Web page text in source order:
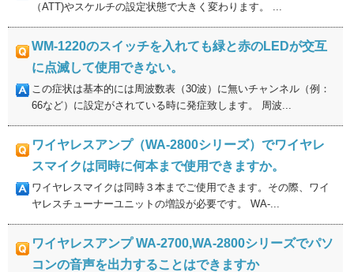
（ATT)やスケルチの設定状態で大きく変わります。 ...
WM-1220のスイッチを入れても緑と赤のLEDが交互
に点滅して使用できない。
この症状は基本的には周波数表（30波）に無いチャンネル（例：
66など）に設定がされている時に発症致します。 周波...
ワイヤレスアンプ（WA-2800シリーズ）でワイヤレ
スマイクは同時に何本まで使用できますか。
ワイヤレスマイクは同時３本までご使用できます。その際、ワイ
ヤレスチューナーユニットの増設が必要です。 WA-...
ワイヤレスアンプ WA-2700,WA-2800シリーズでパソ
コンの音声を出力することはできますか